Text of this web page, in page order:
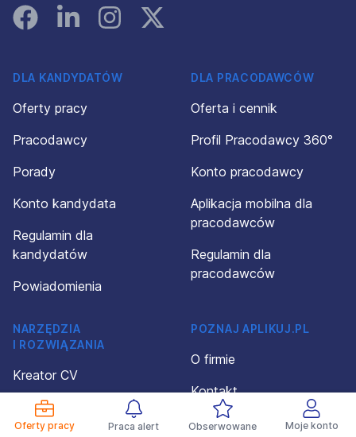
Oferty pracy Praca alert Obserwowane Moje konto
FacebookLinked InInstagramInstagram
DLA KANDYDATÓW
Oferty pracy
Pracodawcy
Porady
Konto kandydata
Regulamin dla
kandydatów
Powiadomienia
DLA PRACODAWCÓW
Oferta i cennik
Profil Pracodawcy 360°
Konto pracodawcy
Aplikacja mobilna dla
pracodawców
Regulamin dla
pracodawców
NARZĘDZIA
I ROZWIĄZANIA
Kreator CV
Wzory CV
POZNAJ APLIKUJ.PL
O firmie
Kontakt
Polityka prywatności